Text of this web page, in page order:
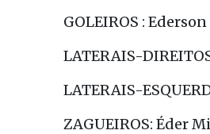
GOLEIROS :
LATERAIS-
LATERAIS-
ZAGUEIROS: Éder